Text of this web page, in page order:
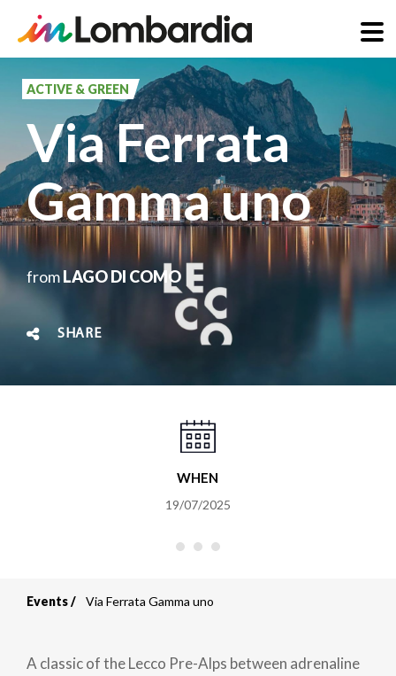
content
ACTIVE & GREEN
Via Ferrata
Gamma uno
fromLAGO DI COMO
SHARE
WHEN
19/07/2025
Events Via Ferrata Gamma uno
A classic of the Lecco Pre-Alps between adrenaline